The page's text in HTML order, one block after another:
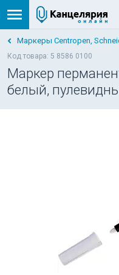
Маркеры Centropen,
Код товара: 5 8586 0100
Маркер
белый,